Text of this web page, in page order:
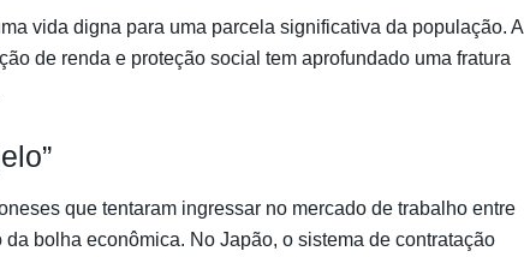
vida digna para uma parcela significativa da população. A
de renda e proteção social tem aprofundado uma fratura
que tentaram ingressar no mercado de trabalho entre
bolha econômica. No Japão, o sistema de contratação